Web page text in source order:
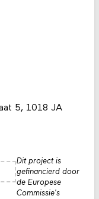
5, 1018 JA
Dit project is
gefinancierd door
de Europese
Commissie's